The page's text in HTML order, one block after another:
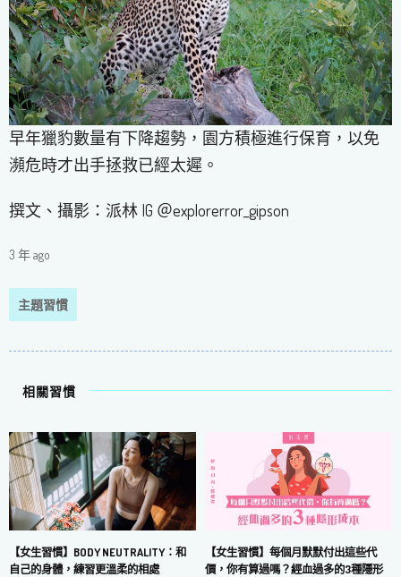
早年獵豹數量有下降趨勢，園方積極進行保育，以免
瀕危時才出手拯救已經太遲。
撰文、攝影：派林 IG ＠explorerror_gipson
3 年 ago
主題習慣
相關習慣
【女生習慣】BODY NEUTRALITY：和
自己的身體，練習更溫柔的相處
【女生習慣】每個月默默付出這些代
價，你有算過嗎？經血過多的3種隱形